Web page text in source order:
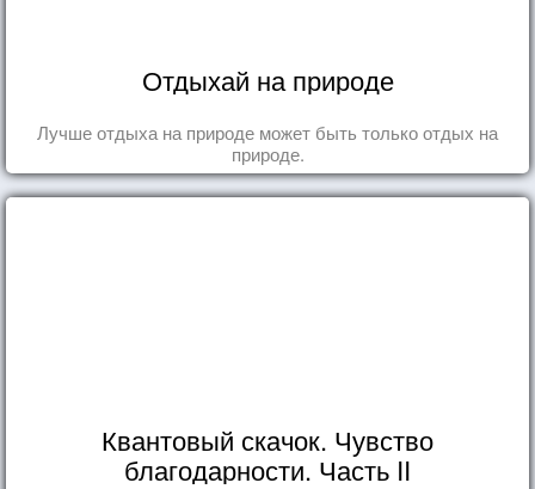
Отдыхай на природе
Лучше отдыха на природе может быть только отдых на
природе.
Квантовый скачок. Чувство
благодарности. Часть II